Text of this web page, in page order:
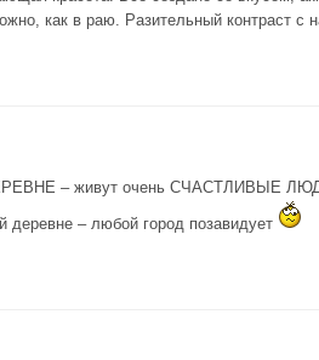
как в раю. Разительный контраст
– живут очень СЧАСТЛИВЫЕ
деревне – любой город позавидует